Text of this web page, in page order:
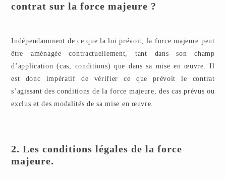
contrat sur la force majeure ?
Indépendamment de ce que la loi prévoit, la force majeure peut
être aménagée contractuellement, tant dans son champ
d’application (cas, conditions) que dans sa mise en œuvre. Il
est donc impératif de vérifier ce que prévoit le contrat
s’agissant des conditions de la force majeure, des cas prévus ou
exclus et des modalités de sa mise en œuvre.
2. Les conditions légales de la force
majeure.